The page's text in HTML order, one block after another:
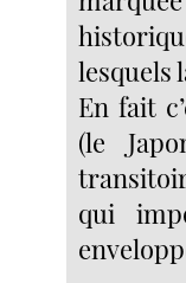
lesquels
En fait
(le
qui